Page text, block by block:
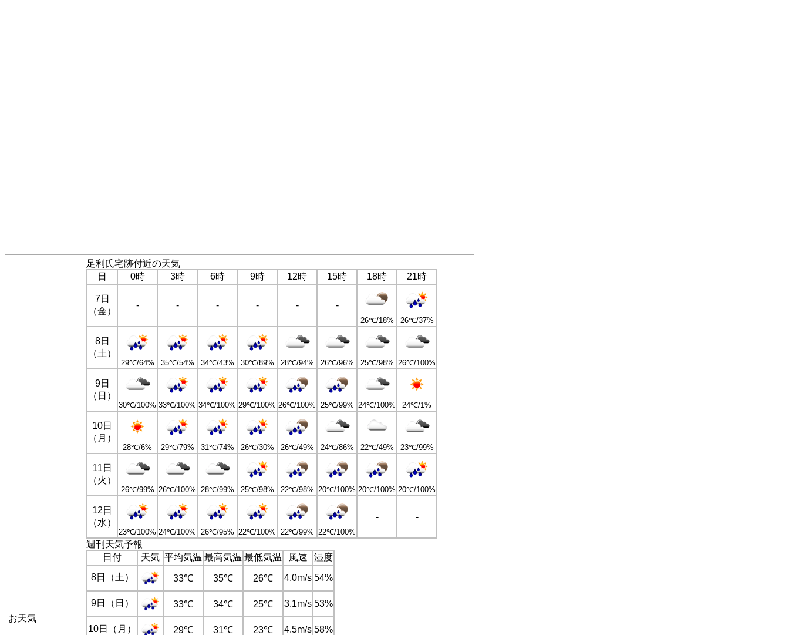
お天気
足利氏宅跡付近の天気
日
0時 3時 6時 9時 12時 15時 18時 21時
7日
（金）
- - - - - -
26℃/18% 26℃/37%
8日
（土）
29℃/64% 35℃/54% 34℃/43% 30℃/89% 28℃/94% 26℃/96% 25℃/98% 26℃/100%
9日
（日）
30℃/100% 33℃/100% 34℃/100% 29℃/100% 26℃/100% 25℃/99% 24℃/100% 24℃/1%
10日
（月）
28℃/6% 29℃/79% 31℃/74% 26℃/30% 26℃/49% 24℃/86% 22℃/49% 23℃/99%
11日
（火）
26℃/99% 26℃/100% 28℃/99% 25℃/98% 22℃/98% 20℃/100% 20℃/100% 20℃/100%
12日
（水）
23℃/100% 24℃/100% 26℃/95% 22℃/100% 22℃/99% 22℃/100%
- -
週刊天気予報
日付
天気 平均気温 最高気温 最低気温 風速
湿度
8日（土）
33℃ 35℃ 26℃ 4.0m/s 54%
9日（日） 33℃ 34℃ 25℃ 3.1m/s 53%
10日（月） 29℃ 31℃ 23℃ 4.5m/s 58%